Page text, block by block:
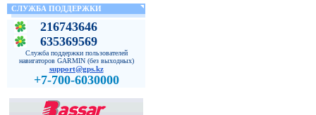
СЛУЖБА ПОДДЕРЖКИ
216743646
635369569
Служба поддержки пользователей
навигаторов GARMIN (без выходных)
support@gps.kz
+7-700-6030000